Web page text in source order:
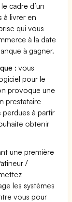
cadre d’un
à livrer en
qui vous
à la date
à gagner.
: vous
pour le
provoque une
prestataire
à partir
obtenir
une première
/
les systèmes
vous pour